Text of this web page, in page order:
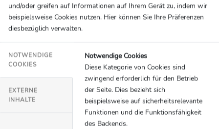
und/oder greifen auf Informationen auf Ihrem Gerät zu, indem wir
beispielsweise Cookies nutzen. Hier können Sie Ihre Präferenzen
diesbezüglich verwalten.
NOTWENDIGE
COOKIES
EXTERNE
INHALTE
Notwendige Cookies
Diese Kategorie von Cookies sind
zwingend erforderlich für den Betrieb
der Seite. Dies bezieht sich
beispielsweise auf sicherheitsrelevante
Funktionen und die Funktionsfähigkeit
des Backends.